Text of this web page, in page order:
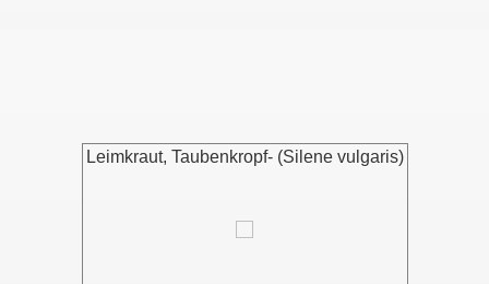
Leimkraut, Taubenkropf- (Silene vulgaris)